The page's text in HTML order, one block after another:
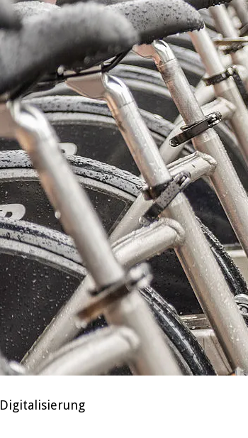
Digitalisierung